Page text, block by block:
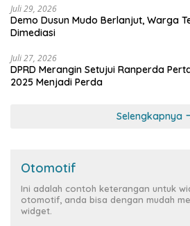
Juli 29, 2026
Demo Dusun Mudo Berlanjut, Warga
Dimediasi
Juli 27, 2026
DPRD Merangin Setujui Ranperda
2025 Menjadi Perda
Selengkapnya
Otomotif
Ini adalah contoh keterangan untuk
otomotif, anda bisa dengan mudah
widget.